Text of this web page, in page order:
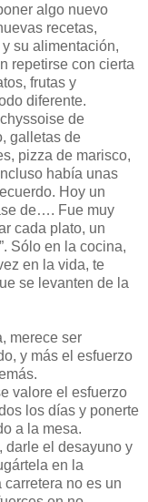
algo nuevo
recetas,
su alimentación,
repetirse con cierta
frutas y
diferente.
de
galletas de
pizza de marisco,
había unas
Hoy un
de…. Fue muy
cada plato, un
Sólo en la cocina,
en la vida, te
se levanten de la
merece ser
y más el esfuerzo
valore el esfuerzo
los días y ponerte
a la mesa.
darle el desayuno y
en la
no es un